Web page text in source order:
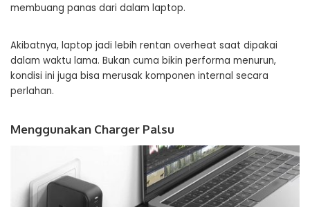
membuang panas dari dalam laptop.
Akibatnya, laptop jadi lebih rentan overheat saat dipakai
dalam waktu lama. Bukan cuma bikin performa menurun,
kondisi ini juga bisa merusak komponen internal secara
perlahan.
Menggunakan Charger Palsu